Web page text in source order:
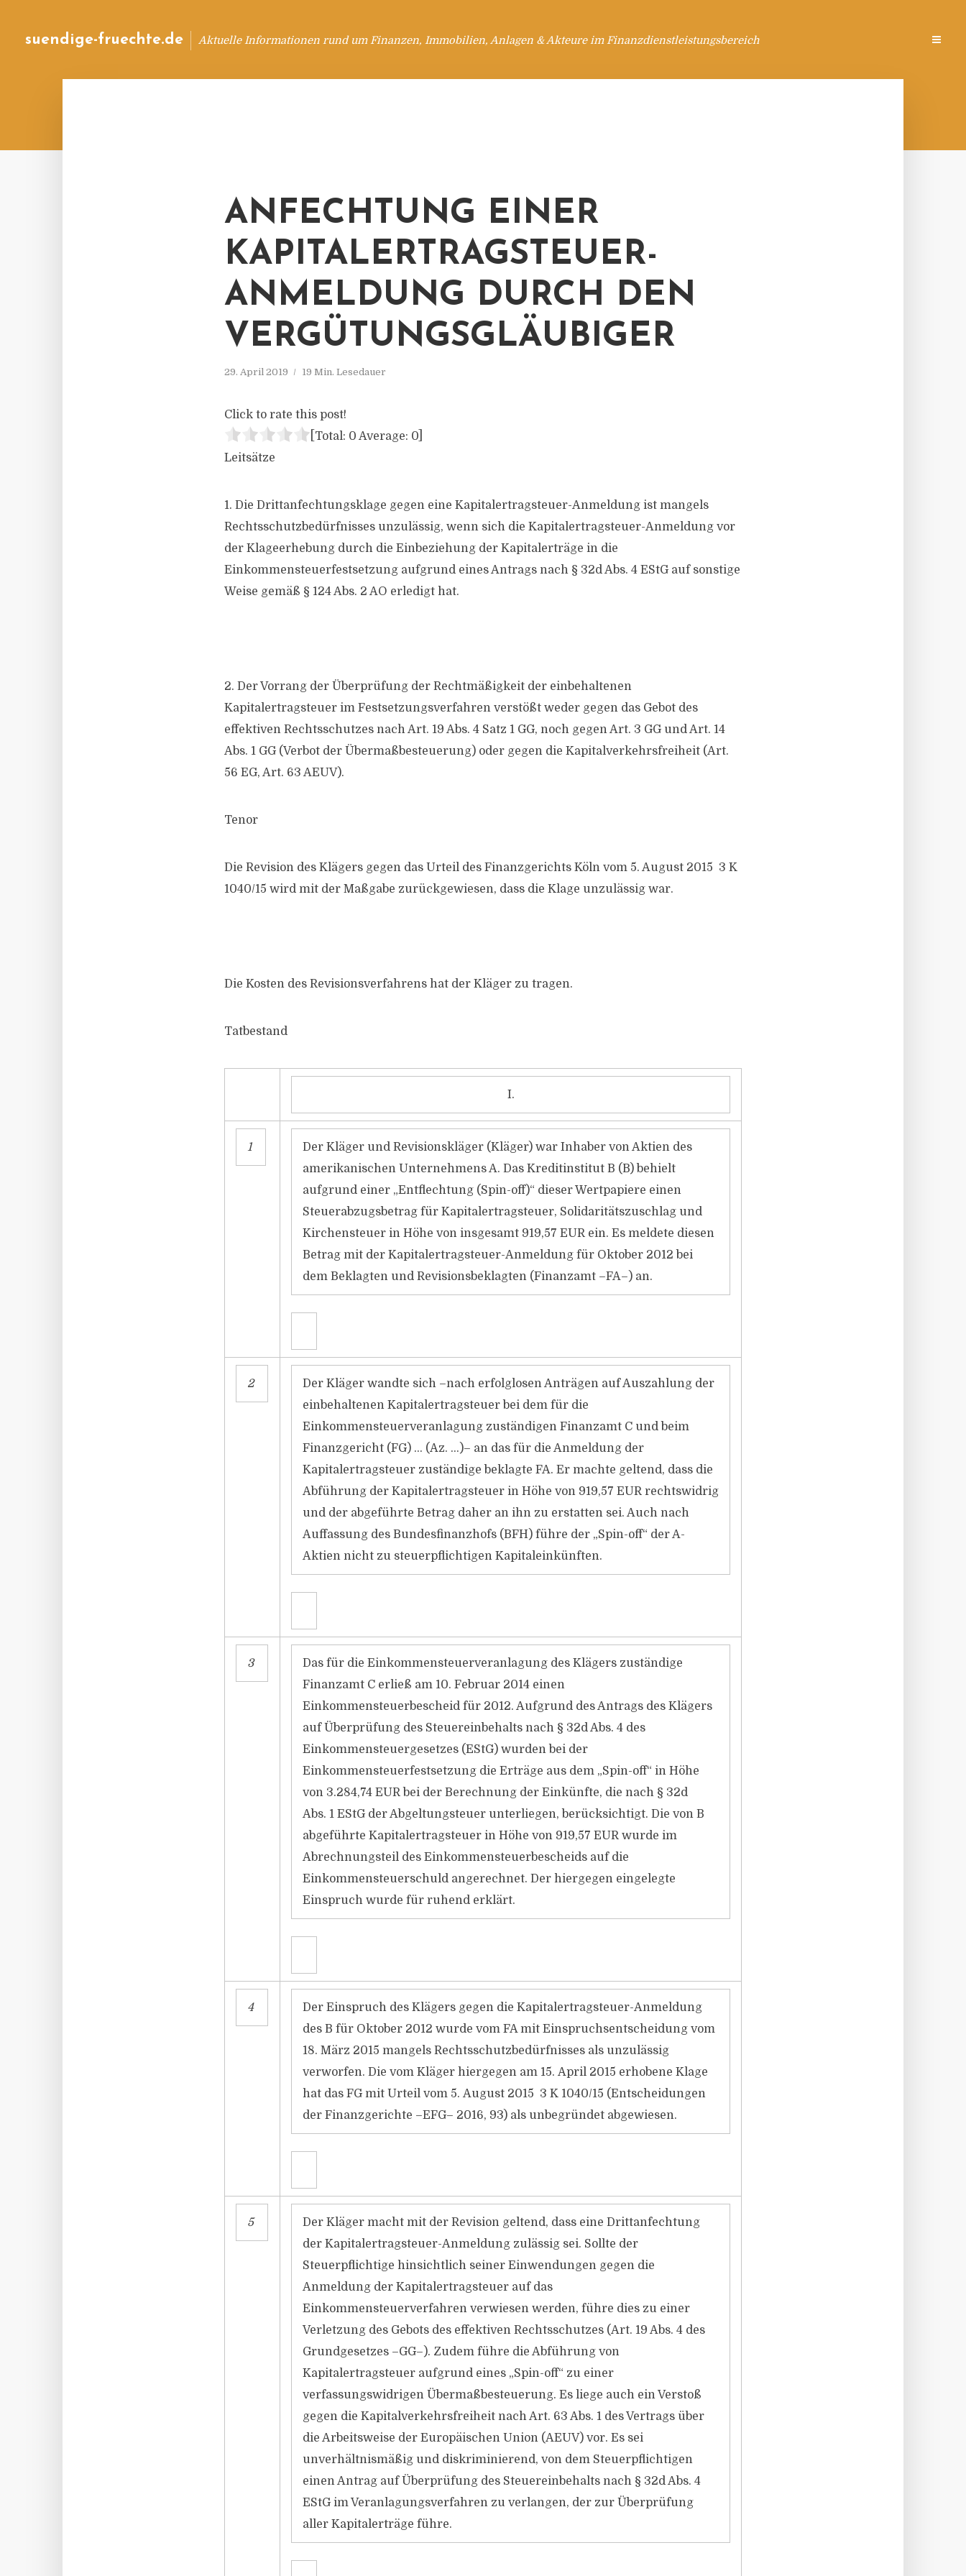
suendige-fruechte.de Aktuelle Informationen rund um Finanzen, Immobilien, Anlagen & Akteure im Finanzdienstleistungsbereich
ANFECHTUNG EINER
KAPITALERTRAGSTEUER-
ANMELDUNG DURCH DEN
VERGÜTUNGSGLÄUBIGER
29. April 2019 19 Min. Lesedauer
Click to rate this post!
[Total: 0 Average: 0
Leitsätze
1. Die Drittanfechtungsklage gegen eine Kapitalertragsteuer-Anmeldung ist mangels
Rechtsschutzbedürfnisses unzulässig, wenn sich die Kapitalertragsteuer-Anmeldung vor
der Klageerhebung durch die Einbeziehung der Kapitalerträge in die
Einkommensteuerfestsetzung aufgrund eines Antrags nach § 32d Abs. 4 EStG auf sonstige
Weise gemäß § 124 Abs. 2 AO erledigt hat.
2. Der Vorrang der Überprüfung der Rechtmäßigkeit der einbehaltenen
Kapitalertragsteuer im Festsetzungsverfahren verstößt weder gegen das Gebot des
effektiven Rechtsschutzes nach Art. 19 Abs. 4 Satz 1 GG, noch gegen Art. 3 GG und Art. 14
Abs. 1 GG (Verbot der Übermaßbesteuerung) oder gegen die Kapitalverkehrsfreiheit (Art.
56 EG, Art. 63 AEUV).
Tenor
Die Revision des Klägers gegen das Urteil des Finanzgerichts Köln vom 5. August 2015 3 K
1040/15 wird mit der Maßgabe zurückgewiesen, dass die Klage unzulässig war.
Die Kosten des Revisionsverfahrens hat der Kläger zu tragen.
Tatbestand
I.
1
Der Kläger und Revisionskläger (Kläger) war Inhaber von Aktien des
amerikanischen Unternehmens A. Das Kreditinstitut B (B) behielt
aufgrund einer „Entflechtung (Spin-off)“ dieser Wertpapiere einen
Steuerabzugsbetrag für Kapitalertragsteuer, Solidaritätszuschlag und
Kirchensteuer in Höhe von insgesamt 919,57 EUR ein. Es meldete diesen
Betrag mit der Kapitalertragsteuer-Anmeldung für Oktober 2012 bei
dem Beklagten und Revisionsbeklagten (Finanzamt –FA–) an.
2
Der Kläger wandte sich –nach erfolglosen Anträgen auf Auszahlung der
einbehaltenen Kapitalertragsteuer bei dem für die
Einkommensteuerveranlagung zuständigen Finanzamt C und beim
Finanzgericht (FG) … (Az. …)– an das für die Anmeldung der
Kapitalertragsteuer zuständige beklagte FA. Er machte geltend, dass die
Abführung der Kapitalertragsteuer in Höhe von 919,57 EUR rechtswidrig
und der abgeführte Betrag daher an ihn zu erstatten sei. Auch nach
Auffassung des Bundesfinanzhofs (BFH) führe der „Spin-off“ der A-
Aktien nicht zu steuerpflichtigen Kapitaleinkünften.
3
Das für die Einkommensteuerveranlagung des Klägers zuständige
Finanzamt C erließ am 10. Februar 2014 einen
Einkommensteuerbescheid für 2012. Aufgrund des Antrags des Klägers
auf Überprüfung des Steuereinbehalts nach § 32d Abs. 4 des
Einkommensteuergesetzes (EStG) wurden bei der
Einkommensteuerfestsetzung die Erträge aus dem „Spin-off“ in Höhe
von 3.284,74 EUR bei der Berechnung der Einkünfte, die nach § 32d
Abs. 1 EStG der Abgeltungsteuer unterliegen, berücksichtigt. Die von B
abgeführte Kapitalertragsteuer in Höhe von 919,57 EUR wurde im
Abrechnungsteil des Einkommensteuerbescheids auf die
Einkommensteuerschuld angerechnet. Der hiergegen eingelegte
Einspruch wurde für ruhend erklärt.
4
Der Einspruch des Klägers gegen die Kapitalertragsteuer-Anmeldung
des B für Oktober 2012 wurde vom FA mit Einspruchsentscheidung vom
18. März 2015 mangels Rechtsschutzbedürfnisses als unzulässig
verworfen. Die vom Kläger hiergegen am 15. April 2015 erhobene Klage
hat das FG mit Urteil vom 5. August 2015 3 K 1040/15 (Entscheidungen
der Finanzgerichte –EFG– 2016, 93) als unbegründet abgewiesen.
5
Der Kläger macht mit der Revision geltend, dass eine Drittanfechtung
der Kapitalertragsteuer-Anmeldung zulässig sei. Sollte der
Steuerpflichtige hinsichtlich seiner Einwendungen gegen die
Anmeldung der Kapitalertragsteuer auf das
Einkommensteuerverfahren verwiesen werden, führe dies zu einer
Verletzung des Gebots des effektiven Rechtsschutzes (Art. 19 Abs. 4 des
Grundgesetzes –GG–). Zudem führe die Abführung von
Kapitalertragsteuer aufgrund eines „Spin-off“ zu einer
verfassungswidrigen Übermaßbesteuerung. Es liege auch ein Verstoß
gegen die Kapitalverkehrsfreiheit nach Art. 63 Abs. 1 des Vertrags über
die Arbeitsweise der Europäischen Union (AEUV) vor. Es sei
unverhältnismäßig und diskriminierend, von dem Steuerpflichtigen
einen Antrag auf Überprüfung des Steuereinbehalts nach § 32d Abs. 4
EStG im Veranlagungsverfahren zu verlangen, der zur Überprüfung
aller Kapitalerträge führe.